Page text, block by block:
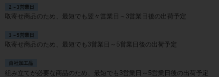
2～3営業日
取寄せ商品のため、最短でも翌々営業日～3営業日後の出荷予定
3～5営業日
取寄せ商品のため、最短でも3営業日～5営業日後の出荷予定
自社加工品
組み立てが必要な商品のため、最短でも3営業日～5営業日後の出荷予定